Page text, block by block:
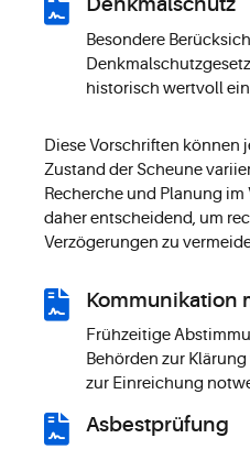
Besondere
historisch wertvoll
Diese Vorschriften können
Zustand der Scheune
Recherche und Planung im
daher entscheidend, um
Verzögerungen zu
Kommunikation
Frühzeitige
Behörden zur
zur Einreichung
Asbestprüfung